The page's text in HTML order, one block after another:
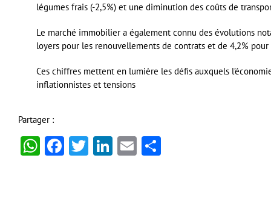
légumes frais (-2,5%) et une diminution des coûts de
Le marché immobilier a également connu des évolutions
loyers pour les renouvellements de contrats et de 4,2%
Ces chiffres mettent en lumière les défis auxquels
inflationnistes et tensions
Partager :
WhatsApp
Facebook
Twitter
LinkedIn
Email